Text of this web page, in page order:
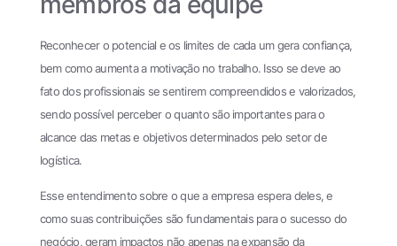
Reconhecer o potencial e os limites de cada um gera confiança,
bem como aumenta a motivação no trabalho. Isso se deve ao
fato dos profissionais se sentirem compreendidos e valorizados,
sendo possível perceber o quanto são importantes para o
alcance das metas e objetivos determinados pelo setor de
logística.
Esse entendimento sobre o que a empresa espera deles, e
como suas contribuições são fundamentais para o sucesso do
negócio, geram impactos não apenas na expansão da